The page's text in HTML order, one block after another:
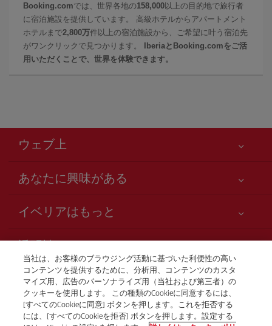
Booking.comでは、世界各地の158,000 以上の目的地で旅行者
に宿泊施設を提供しています。 高級ホテルからアパートメント
ホテルまで2,800万件以上の宿泊施設から、ご希望に叶う宿泊先
がワンクリックで見つかります。
IberiaとBooking.comをご活
用いただくことで、世界を体験できます。
ウェブ上
あなたに興味がある
アクセシビリティの宣言
サービスのお約束
Iberia.com サイトマップ
イベリアはもっと
イベリアグループ
株主および投資家向け情報
Iberia の提携航空会社
British Airways
透明性
利用規約
運送約款
ご搭乗者の権利
プログラム Club Iberia の一般規約
お電話での航空券販売
+81 0 3 3298 5238
Tokio
当社は、お客様のブラウジング活動に基づいた利便性の高い
コンテンツを提供するために、分析用、コンテンツのカスタ
マイズ用、広告のパーソナライズ用（当社および第三者）の
クッキーを使用します。 この種類のCookieに同意するには、
[すべてのCookieに同意] ボタンを押します。これを拒否する
には、[すべてのCookieを拒否] ボタンを押します。設定する